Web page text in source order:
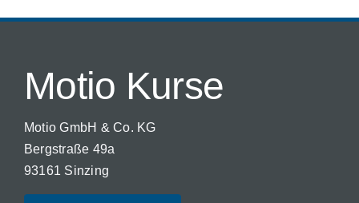
Motio Kurse
Motio GmbH & Co. KG
Bergstraße 49a
93161 Sinzing